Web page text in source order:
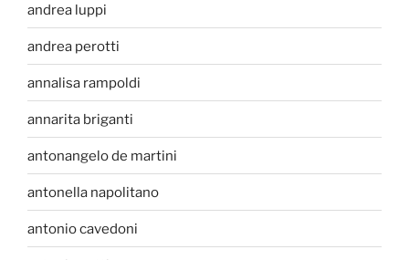
andrea luppi
andrea perotti
annalisa rampoldi
annarita briganti
antonangelo de martini
antonella napolitano
antonio cavedoni